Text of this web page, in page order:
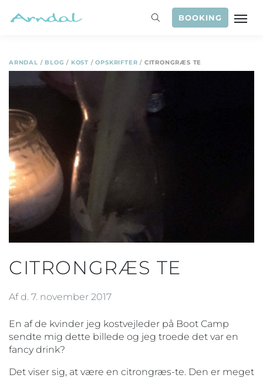
BOOKING
ARNDAL / BLOG / KOST /OPSKRIFTER / CITRONGRÆS TE
CITRONGRÆS TE
Af d. 7. november 2017
En af de kvinder jeg kostvejleder på Boot Camp
sendte mig dette billede og jeg troede det var en
fancy drink?
Det viser sig, at være en citrongræs-te. Den er meget